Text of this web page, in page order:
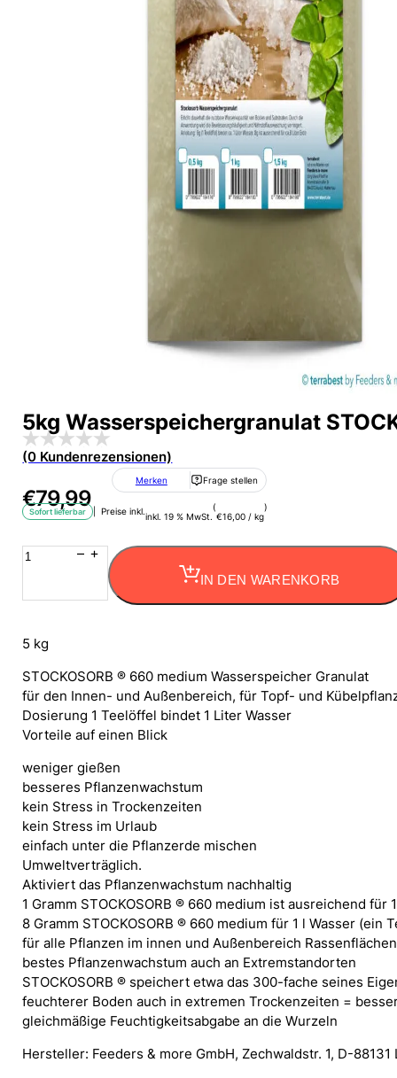
5kg Wasserspeichergranulat
(0 Kundenrezensionen)
€79,99
Merken Frage stellen
Sofort lieferbar | Preise inkl.inkl. 19 % MwSt.
(
€16,00 /kg
)
5kg
Wasserspeichergranulat
STOCKOSORB
Rasen
u.
Bodenverbesserer
Menge
IN DEN WARENKORB
5 kg
STOCKOSORB ® 660 medium Wasserspeicher Granulat
für den Innen- und Außenbereich, für Topf- und
Dosierung 1 Teelöffel bindet 1 Liter Wasser
Vorteile auf einen Blick
weniger gießen
besseres Pflanzenwachstum
kein Stress in Trockenzeiten
kein Stress im Urlaub
einfach unter die Pflanzerde mischen
Umweltverträglich.
Aktiviert das Pflanzenwachstum nachhaltig
1 Gramm STOCKOSORB ® 660 medium ist ausreichend für
8 Gramm STOCKOSORB ® 660 medium für 1 l Wasser (ein
für alle Pflanzen im innen und Außenbereich
bestes Pflanzenwachstum auch an Extremstandorten
STOCKOSORB ® speichert etwa das 300-fache seines
feuchterer Boden auch in extremen Trockenzeiten =
gleichmäßige Feuchtigkeitsabgabe an die Wurzeln
Hersteller: Feeders & more GmbH, Zechwaldstr. 1, D-